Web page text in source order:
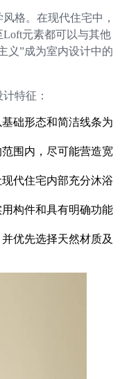
格。在现代住宅中，
元素都可以与其他
义”成为室内设计中的
特征：
础形态和简洁线条为
围内，尽可能营造宽
代住宅内部充分沐浴
构件和具有明确功能
优先选择天然材质及